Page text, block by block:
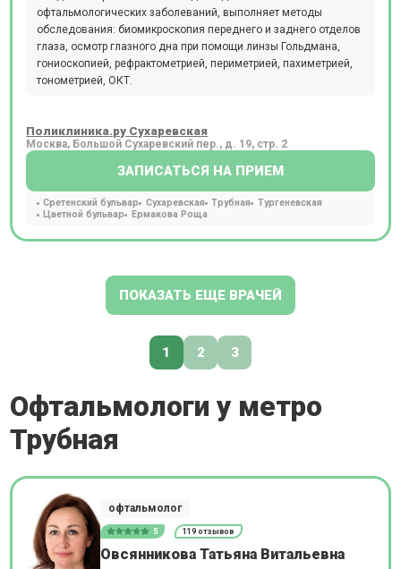
офтальмологических заболеваний, выполняет методы
обследования: биомикроскопия переднего и заднего отделов
глаза, осмотр глазного дна при помощи линзы Гольдмана,
гониоскопией, рефрактометрией, периметрией, пахиметрией,
тонометрией, ОКТ.
Поликлиника.ру Сухаревская
Москва, Большой Сухаревский пер., д. 19, стр. 2
ЗАПИСАТЬСЯ НА ПРИЕМ
Сретенский бульвар Сухаревская Трубная
Тургеневская
Цветной бульвар
Ермакова Роща
ПОКАЗАТЬ ЕЩЕ ВРАЧЕЙ
1 2 3
Офтальмологи у метро
Трубная
офтальмолог
5 119 отзывов
Овсянникова Татьяна Витальевна